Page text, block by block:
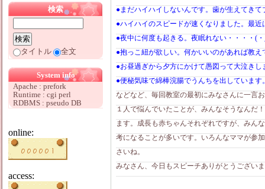
●まだハイハイしないんです。歯が生えてき
●ハイハイのスピードが速くなりました。最
●夜中に何度も起きる。夜眠れない・・・・(
●抱っこ紐が欲しい。何かいいのがあれば教え
●お昼過ぎから夕方にかけて愚図って大泣きし
●便秘気味で綿棒浣腸でうんちを出していま
などなど、毎回教室の最初にみなさんに一言
１人で悩んでいたことが、みんなそうなんだ
ます。成長も赤ちゃんそれぞれですが、みん
考になることが多いです。いろんなママが参
さいね。
みなさん、今日もスピーチありがとうござい
検索
タイトル 全文
System info
Apache : prefork
Runtime : cgi perl
RDBMS : pseudo DB
online:
access: